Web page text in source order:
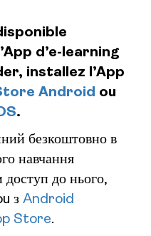
d’e-learning
installez l’App
Android ou
.
безкоштовно в
навчання
до нього,
з Android
Store.